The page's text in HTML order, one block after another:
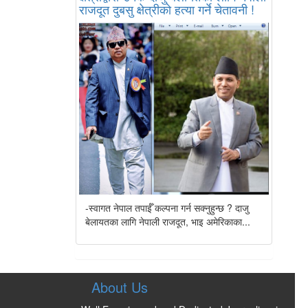
राजदूत दुबसु क्षेत्रीको हत्या गर्ने चेतावनी !
-स्वागत नेपाल तपाईँ कल्पना गर्न सक्नुहुन्छ ? दाजु
बेलायतका लागि नेपाली राजदूत, भाइ अमेरिकाका...
About Us